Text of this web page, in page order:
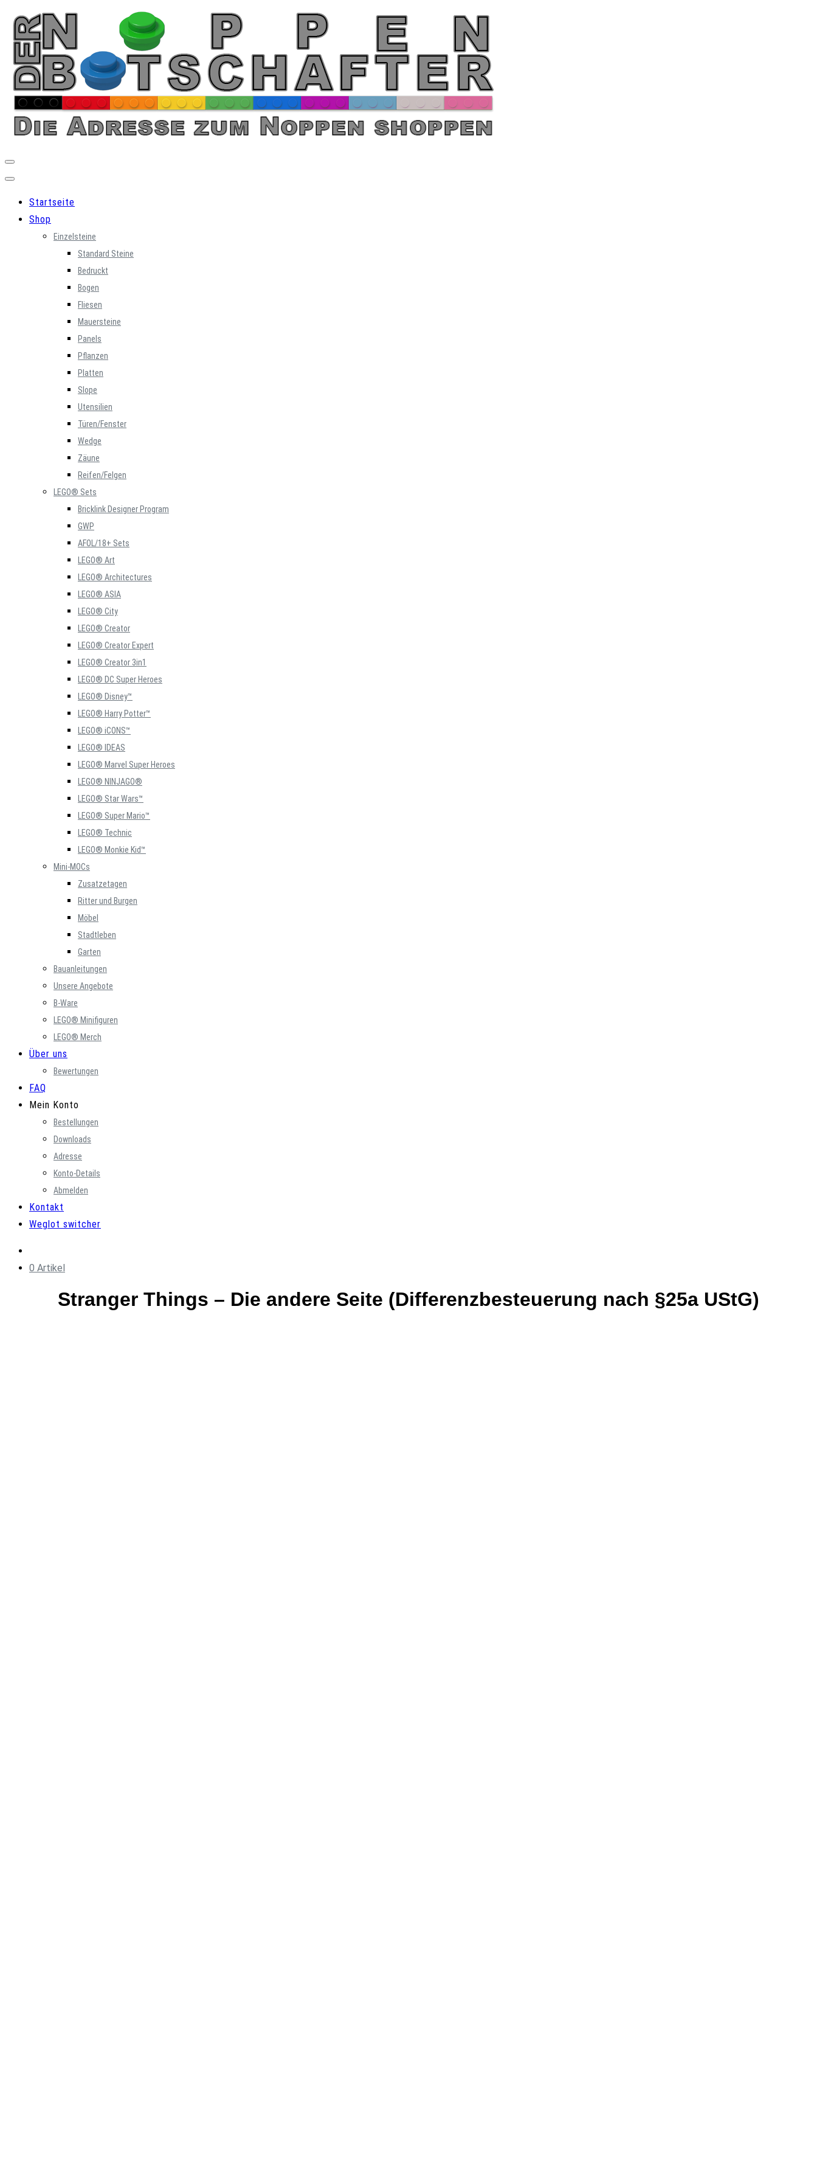
Skip
content
Startseite
Shop
Einzelsteine
Standard Steine
Bedruckt
Bogen
Fliesen
Mauersteine
Panels
Pflanzen
Platten
Slope
Utensilien
Türen/Fenster
Wedge
Zäune
Reifen/Felgen
LEGO® Sets
Bricklink Designer Program
GWP
AFOL/18+ Sets
LEGO® Art
LEGO® Architectures
LEGO® ASIA
LEGO® City
LEGO® Creator
LEGO® Creator Expert
LEGO® Creator 3in1
LEGO® DC Super Heroes
LEGO® Disney™
LEGO® Harry Potter™
LEGO® iCONS™
LEGO® IDEAS
LEGO® Marvel Super Heroes
LEGO® NINJAGO®
LEGO® Star Wars™
LEGO® Super Mario™
LEGO® Technic
LEGO® Monkie Kid™
Mini-MOCs
Zusatzetagen
Ritter und Burgen
Möbel
Stadtleben
Garten
Bauanleitungen
Unsere Angebote
B-Ware
LEGO® Minifiguren
LEGO® Merch
Über uns
Bewertungen
FAQ
Mein Konto
Bestellungen
Downloads
Adresse
Konto-Details
Abmelden
Kontakt
Weglot switcher
0 Artikel
Stranger Things – Die andere Seite (Differenzbesteuerung nach §25a UStG)